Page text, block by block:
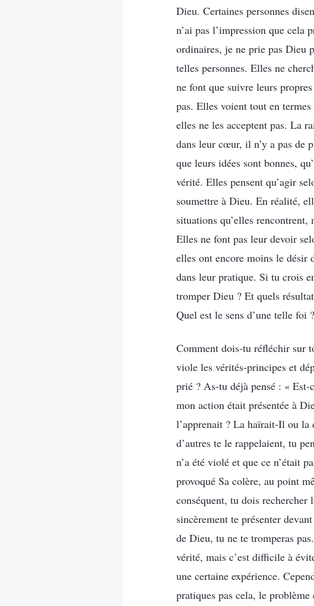
Dieu. Certaines personnes
n’ai pas l’impression que cela
ordinaires, je ne prie pas Dieu
telles personnes. Elles ne
ne font que suivre leurs
pas. Elles voient tout en
elles ne les acceptent pas. La
dans leur cœur, il n’y a pas de
que leurs idées sont bonnes,
vérité. Elles pensent qu’agir
soumettre à Dieu. En réalité,
situations qu’elles
Elles ne font pas leur devoir
elles ont encore moins le désir
dans leur pratique. Si tu crois
tromper Dieu ? Et quels
Quel est le sens d’une telle foi ?
Comment dois-tu réfléchir sur
viole les vérités-principes et
prié ? As-tu déjà pensé : « Est-
mon action était présentée à
l’apprenait ? La haïrait-Il ou la
d’autres te le rappelaient, tu
n’a été violé et que ce n’était
provoqué Sa colère, au point
conséquent, tu dois rechercher
sincèrement te présenter
de Dieu, tu ne te tromperas
vérité, mais c’est difficile à
une certaine expérience.
pratiques pas cela, le